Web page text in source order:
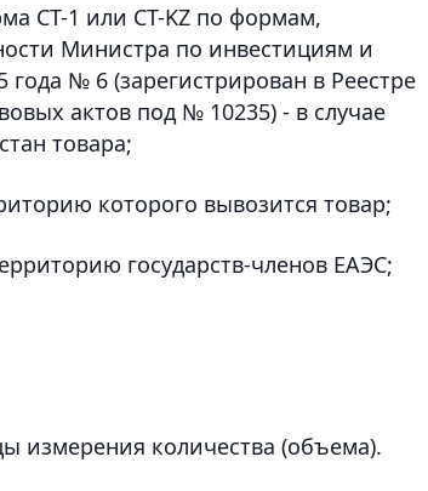
СТ-1 или CT-KZ по формам,
Министра по инвестициям и
года № 6 (зарегистрирован в Реестре
актов под № 10235) - в случае
товара;
которого вывозится товар;
государств-членов ЕАЭС;
измерения количества (объема).